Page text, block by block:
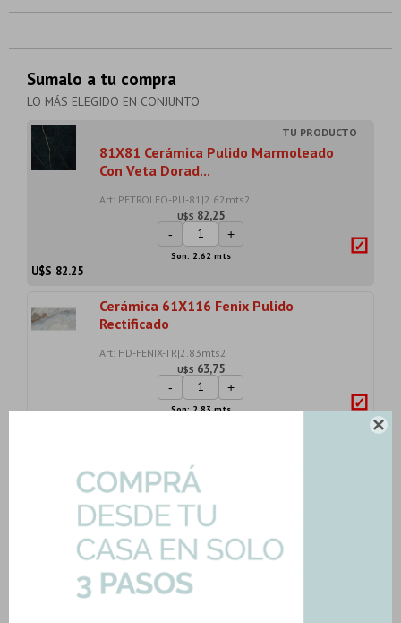

Sumalo a tu compra
LO MÁS ELEGIDO EN CONJUNTO
81X81 Cerámica Pulido Marmoleado
Con Veta Dorad...
Art: PETROLEO-PU-81|2.62mts2
U$S 82,25
- +
Son: 2.62 mts
U$S 82.25
Cerámica 61X116 Fenix Pulido
Rectificado
Art: HD-FENIX-TR|2.83mts2
U$S 63,75
- +
Son: 2.83 mts
84X84Cm 9Mm P...
Art: GOBI-SHELL-AC-84|2.12mts2
77,55
- +
Son: 2.12 mts
77.55